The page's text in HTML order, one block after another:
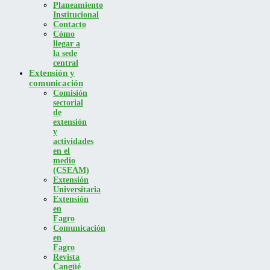
Planeamiento
Institucional
Contacto
Cómo
llegar a
la sede
central
Extensión y
comunicación
Comisión
sectorial
de
extensión
y
actividades
en el
medio
(CSEAM)
Extensión
Universitaria
Extensión
en
Fagro
Comunicación
en
Fagro
Revista
Cangüé